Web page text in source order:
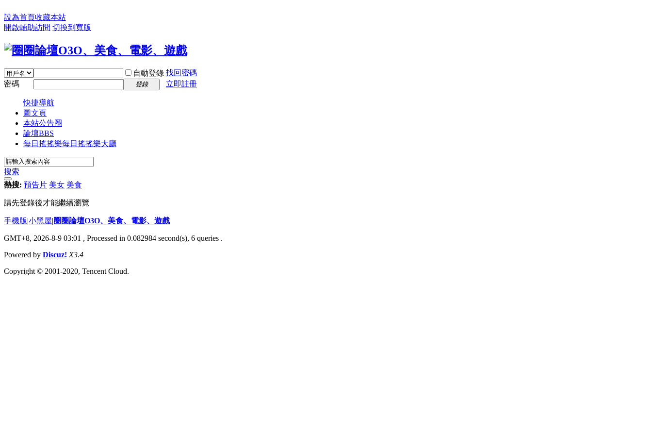
設為首頁收藏本站
開啟輔助訪問 切換到寬版
自動登錄 找回密碼
密碼
登錄 立即註冊
快捷導航
圖文頁
本站公告圈
論壇BBS
每日搖搖樂每日搖搖樂大廳
搜索
熱搜: 預告片 美女 美食
請先登錄後才能繼續瀏覽
手機版|小黑屋|圈圈論壇O3O、美食、電影、遊戲
GMT+8, 2026-8-9 03:01 , Processed in 0.082984 second(s), 6 queries .
Powered by Discuz! X3.4
Copyright © 2001-2020, Tencent Cloud.